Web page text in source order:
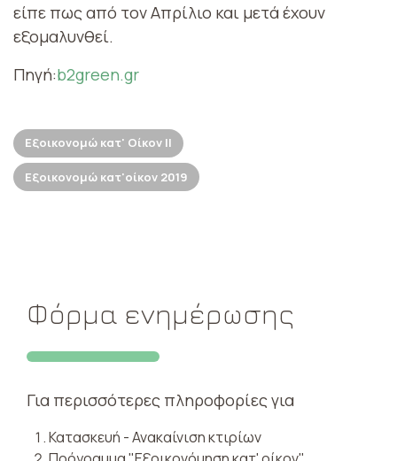
είπε πως από τον Απρίλιο και μετά έχουν
εξομαλυνθεί.
Πηγή:b2green.gr
Εξοικονομώ κατ' Οίκον ΙΙ
Εξοικονομώ κατ'οίκον 2019
Φόρμα ενημέρωσης
Για περισσότερες πληροφορίες για
Κατασκευή - Ανακαίνιση κτιρίων